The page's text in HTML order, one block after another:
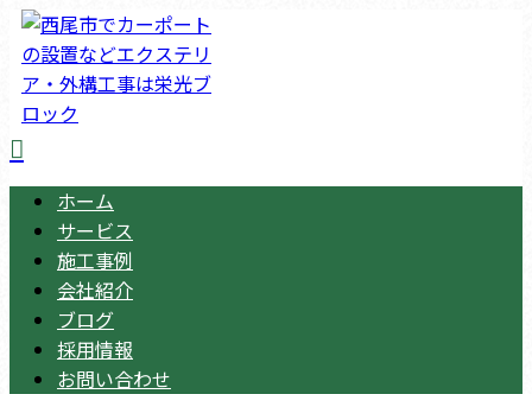
ホーム
サービス
施工事例
会社紹介
ブログ
採用情報
お問い合わせ